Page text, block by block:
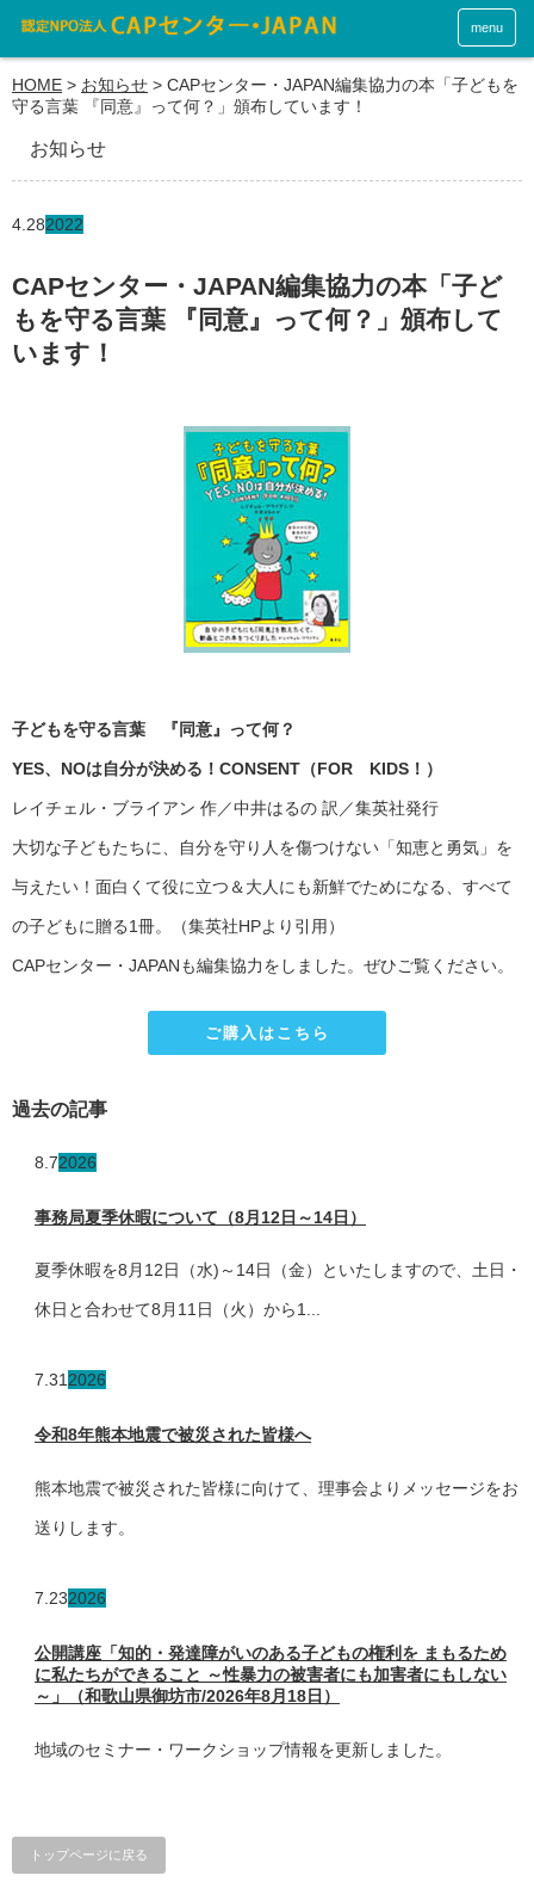
menu
HOME > お知らせ > CAPセンター・JAPAN編集協力の本「子どもを
守る言葉 『同意』って何？」頒布しています！
お知らせ
4.282022
CAPセンター・JAPAN編集協力の本「子ど
もを守る言葉 『同意』って何？」頒布して
います！
子どもを守る言葉 『同意』って何？
YES、NOは自分が決める！CONSENT（FOR KIDS！）
レイチェル・ブライアン 作／中井はるの 訳／集英社発行
大切な子どもたちに、自分を守り人を傷つけない「知恵と勇気」を
与えたい！面白くて役に立つ＆大人にも新鮮でためになる、すべて
の子どもに贈る1冊。（集英社HPより引用）
CAPセンター・JAPANも編集協力をしました。ぜひご覧ください。
ご購入はこちら
過去の記事
8.72026
事務局夏季休暇について（8月12日～14日）
夏季休暇を8月12日（水)～14日（金）といたしますので、土日・
休日と合わせて8月11日（火）から1...
7.312026
令和8年熊本地震で被災された皆様へ
熊本地震で被災された皆様に向けて、理事会よりメッセージをお
送りします。
7.232026
公開講座「知的・発達障がいのある子どもの権利を まもるため
に私たちができること ～性暴力の被害者にも加害者にもしない
～」（和歌山県御坊市/2026年8月18日）
地域のセミナー・ワークショップ情報を更新しました。
トップページに戻る